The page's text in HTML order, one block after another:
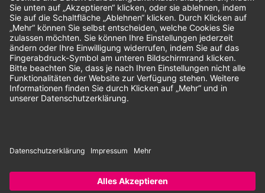
Unsere Zahlungsarten:
Rechnung SEPA-Lastschrift Vorkasse